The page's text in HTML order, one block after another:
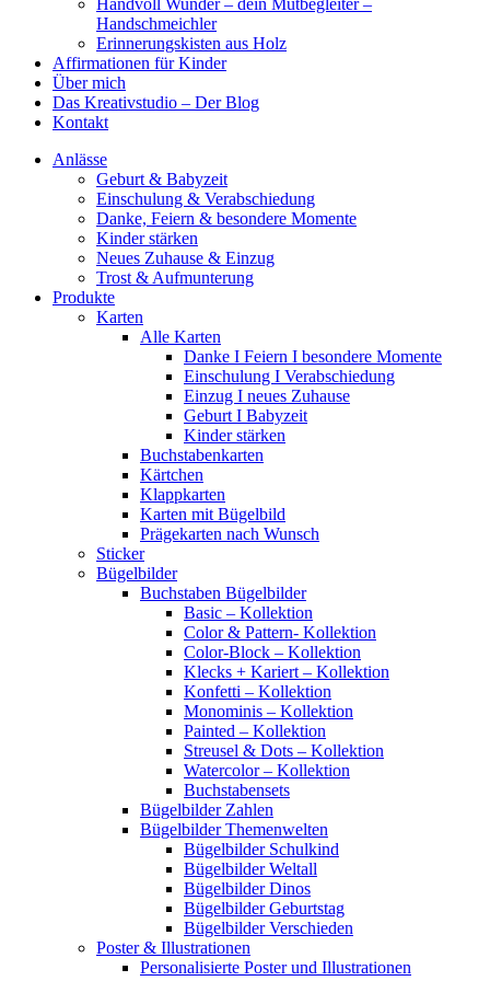
Handvoll Wunder – dein Mutbegleiter –
Handschmeichler
Erinnerungskisten aus Holz
Affirmationen für Kinder
Über mich
Das Kreativstudio – Der Blog
Kontakt
Anlässe
Geburt & Babyzeit
Einschulung & Verabschiedung
Danke, Feiern & besondere Momente
Kinder stärken
Neues Zuhause & Einzug
Trost & Aufmunterung
Produkte
Karten
Alle Karten
Danke I Feiern I besondere Momente
Einschulung I Verabschiedung
Einzug I neues Zuhause
Geburt I Babyzeit
Kinder stärken
Buchstabenkarten
Kärtchen
Klappkarten
Karten mit Bügelbild
Prägekarten nach Wunsch
Sticker
Bügelbilder
Buchstaben Bügelbilder
Basic – Kollektion
Color & Pattern- Kollektion
Color-Block – Kollektion
Klecks + Kariert – Kollektion
Konfetti – Kollektion
Monominis – Kollektion
Painted – Kollektion
Streusel & Dots – Kollektion
Watercolor – Kollektion
Buchstabensets
Bügelbilder Zahlen
Bügelbilder Themenwelten
Bügelbilder Schulkind
Bügelbilder Weltall
Bügelbilder Dinos
Bügelbilder Geburtstag
Bügelbilder Verschieden
Poster & Illustrationen
Personalisierte Poster und Illustrationen